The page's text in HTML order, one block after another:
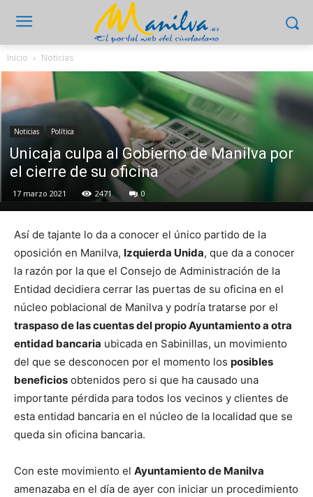
Inicio Noticias
Noticias Política
Unicaja culpa al Gobierno de Manilva por
el cierre de su oficina
17 marzo 2021 2471 0
Así de tajante lo da a conocer el único partido de la
oposición en Manilva, Izquierda Unida, que da a conocer
la razón por la que el Consejo de Administración de la
Entidad decidiera cerrar las puertas de su oficina en el
núcleo poblacional de Manilva y podría tratarse por el
traspaso de las cuentas del propio Ayuntamiento a otra
entidad bancaria ubicada en Sabinillas, un movimiento
del que se desconocen por el momento los posibles
beneficios obtenidos pero si que ha causado una
importante pérdida para todos los vecinos y clientes de
esta entidad bancaria en el núcleo de la localidad que se
queda sin oficina bancaria.
Con este movimiento el Ayuntamiento de Manilva
amenazaba en el día de ayer con iniciar un procedimiento